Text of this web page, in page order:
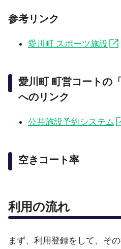
参考リンク
愛川町 スポーツ施設
愛川町 町営コートの
へのリンク
公共施設予約システム
空きコート率
利用の流れ
まず、利用登録をして、そ